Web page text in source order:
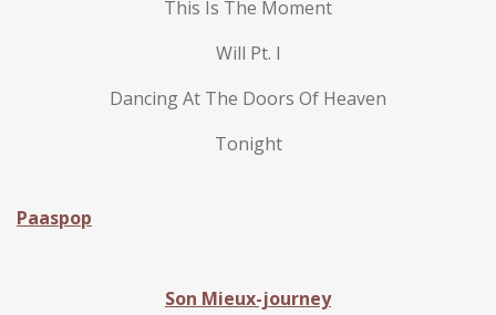
This Is The Moment
Will Pt. I
Dancing At The Doors Of Heaven
Tonight
Paaspop
Son Mieux-journey